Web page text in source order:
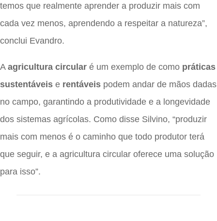
temos que realmente aprender a produzir mais com
cada vez menos, aprendendo a respeitar a natureza”,
conclui Evandro.
A agricultura circular é um exemplo de como práticas
sustentáveis e rentáveis podem andar de mãos dadas
no campo, garantindo a produtividade e a longevidade
dos sistemas agrícolas. Como disse Silvino, “produzir
mais com menos é o caminho que todo produtor terá
que seguir, e a agricultura circular oferece uma solução
para isso”.